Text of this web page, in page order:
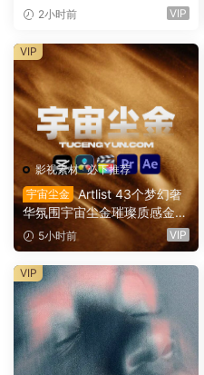
高亮突出标注划重点显示动画
2小时前 VIP
影视素材·必下推荐
宇宙尘金 Artlist 43个梦幻奢
华氛围宇宙尘金璀璨质感金色
粒子流动慢动作8K视频素材
背景素材（16165）
5小时前 VIP
VIP
VIP